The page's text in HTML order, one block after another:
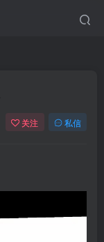
关注 私信